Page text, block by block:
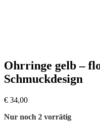
Ohrringe gelb –
Schmuckdesign
€ 34,00
Nur noch 2 vorrätig